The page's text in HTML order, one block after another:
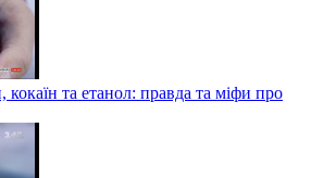
кокаїн та етанол: правда та міфи про